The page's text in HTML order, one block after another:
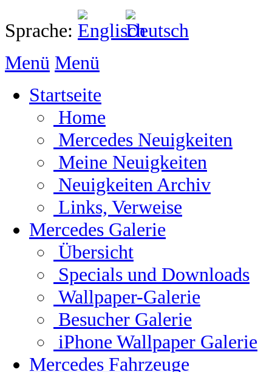
Sprache:
Menü Menü
Startseite
Home
Mercedes Neuigkeiten
Meine Neuigkeiten
Neuigkeiten Archiv
Links, Verweise
Mercedes Galerie
Übersicht
Specials und Downloads
Wallpaper-Galerie
Besucher Galerie
iPhone Wallpaper Galerie
Mercedes Fahrzeuge